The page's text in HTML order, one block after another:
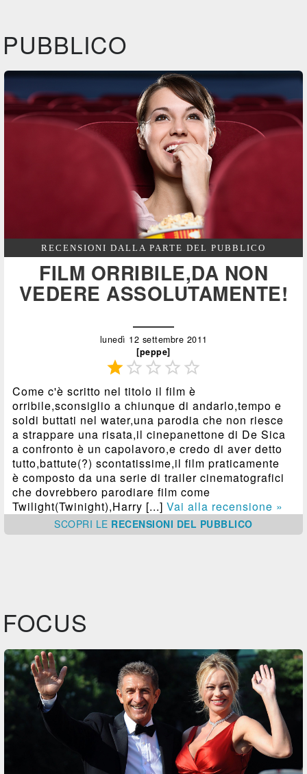
PUBBLICO
RECENSIONI DALLA PARTE DEL PUBBLICO
FILM ORRIBILE,DA NON
VEDERE ASSOLUTAMENTE!
lunedì 12 settembre 2011
[peppe]
   
Come c'è scritto nel titolo il film è
orribile,sconsiglio a chiunque di andarlo,tempo e
soldi buttati nel water,una parodia che non riesce
a strappare una risata,il cinepanettone di De Sica
a confronto è un capolavoro,e credo di aver detto
tutto,battute(?) scontatissime,il film praticamente
è composto da una serie di trailer cinematografici
che dovrebbero parodiare film come
Twilight(Twinight),Harry [...]Vai alla recensione »
SCOPRI LE RECENSIONI DEL PUBBLICO
FOCUS